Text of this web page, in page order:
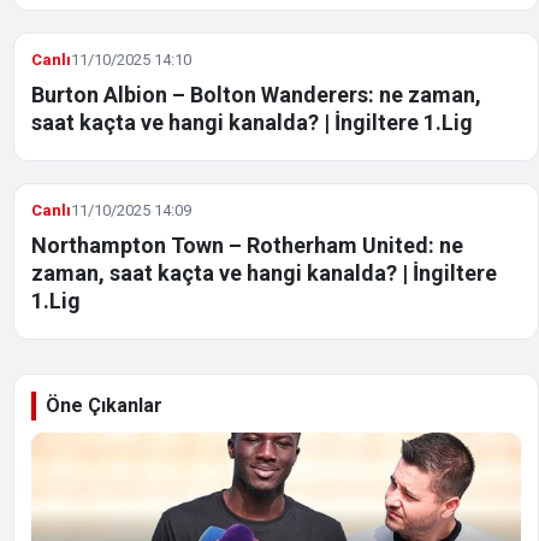
Canlı11/10/2025 14:10
Burton Albion – Bolton Wanderers: ne zaman,
saat kaçta ve hangi kanalda? | İngiltere 1.Lig
Canlı11/10/2025 14:09
Northampton Town – Rotherham United: ne
zaman, saat kaçta ve hangi kanalda? | İngiltere
1.Lig
Öne Çıkanlar